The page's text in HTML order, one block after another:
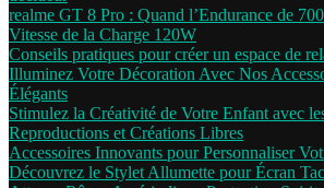
realme GT 8 Pro : Quand l’Endurance de
Vitesse de la Charge 120W
Conseils pratiques pour créer un espace de
Illuminez Votre Décoration Avec Nos
Élégants
Stimulez la Créativité de Votre Enfant avec
Reproductions et Créations Libres
Accessoires Innovants pour Personnaliser
Découvrez le Stylet Allumette pour Écran